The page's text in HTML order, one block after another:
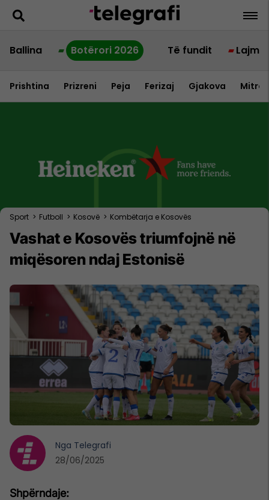
Ballina Botërori 2026 Të fundit Lajme
Prishtina Prizreni Peja Ferizaj Gjakova
Sport > Futboll > Kosovë > Kombëtarja e Kosovës
Vashat e Kosovës triumfojnë në
miqësoren ndaj Estonisë
Nga Telegrafi
28/06/2025